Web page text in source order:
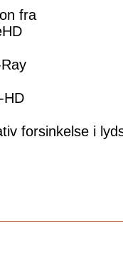
fra
HD
forsinkelse i